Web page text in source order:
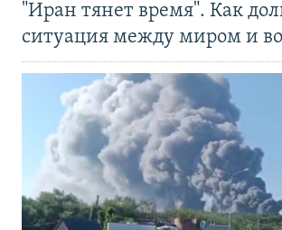
"Иран тянет время". Как
ситуация между миром и